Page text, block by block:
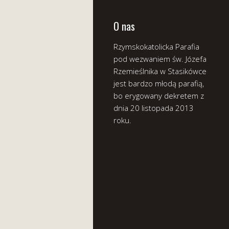
O nas
Rzymskokatolicka Parafia
pod wezwaniem św. Józefa
Rzemieślnika w Stasikówce
jest bardzo młodą parafią,
bo erygowany dekretem z
dnia 20 listopada 2013
roku.